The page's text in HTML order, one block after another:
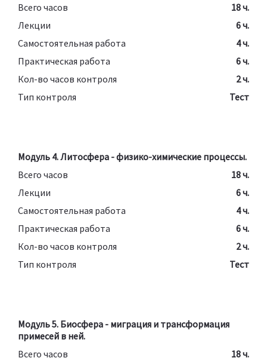
Всего часов
18 ч.
Лекции
6 ч.
Самостоятельная работа
4 ч.
Практическая работа
6 ч.
Кол-во часов контроля
2 ч.
Тип контроля
Тест
Модуль 4. Литосфера - физико-химические процессы.
Всего часов
18 ч.
Лекции
6 ч.
Самостоятельная работа
4 ч.
Практическая работа
6 ч.
Кол-во часов контроля
2 ч.
Тип контроля
Тест
Модуль 5. Биосфера - миграция и трансформация
примесей в ней.
Всего часов
18 ч.